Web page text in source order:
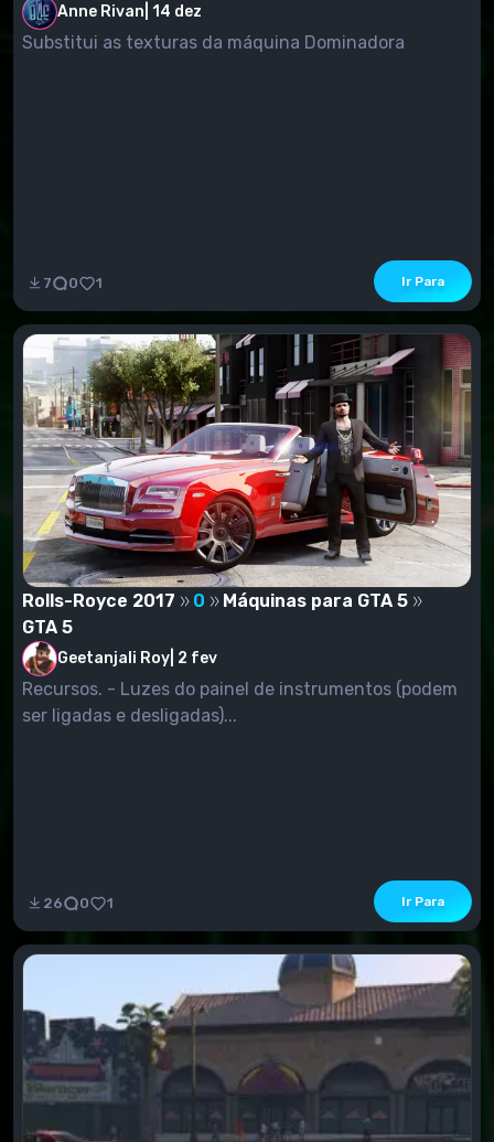
Anne Rivan 14 dez
Substitui as texturas da máquina Dominadora
7 0 1 Ir Para
Rolls-Royce 2017 0
Máquinas para GTA 5
GTA 5
Geetanjali Roy 2 fev
Recursos. - Luzes do painel de instrumentos (podem
ser ligadas e desligadas)...
26 0 1 Ir Para